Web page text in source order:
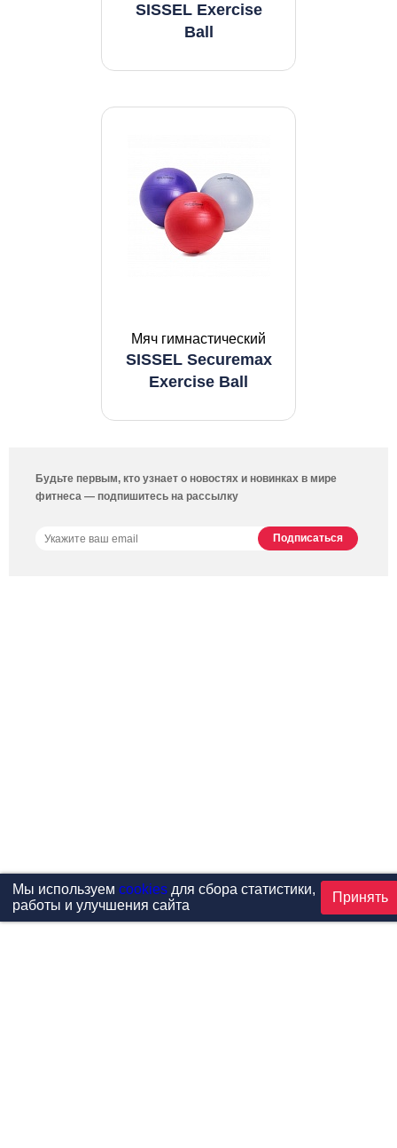
SISSEL Exercise
Ball
Мяч гимнастический
SISSEL Securemax
Exercise Ball
Будьте первым, кто узнает о новостях и новинках в мире
фитнеса — подпишитесь на рассылку
Мы используем cookiesдля сбора статистики,
работы и улучшения сайта
Принять